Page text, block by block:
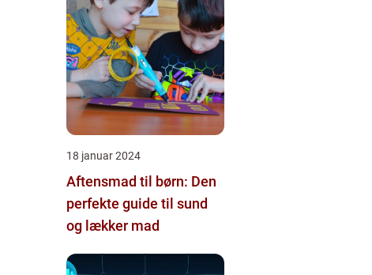
18 januar 2024
Aftensmad til børn: Den
perfekte guide til sund
og lækker mad